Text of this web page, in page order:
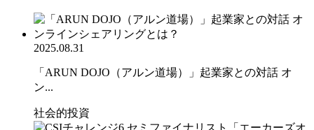
2025.08.31
「ARUN DOJO（アルン道場）」起業家との対話 オ
ン...
社会的投資